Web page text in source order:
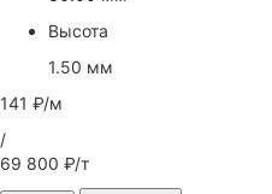
Высота
1.50 мм
141 ₽/м
/
69 800 ₽/т